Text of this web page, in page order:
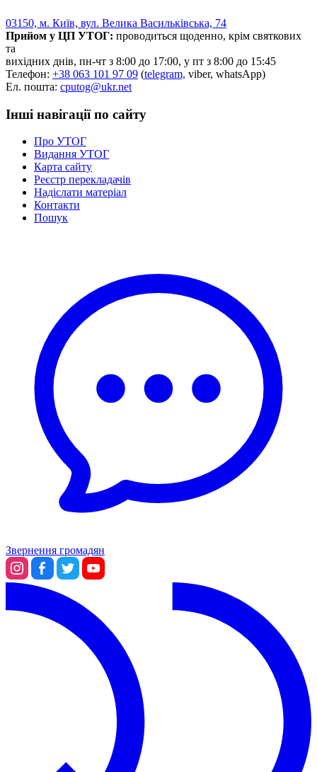
03150, м. Київ, вул. Велика Васильківська, 74
Прийом у ЦП УТОГ: проводиться щоденно, крім святкових
та
вихідних днів, пн-чт з 8:00 до 17:00, у пт з 8:00 до 15:45
Телефон: +38 063 101 97 09 (telegram, viber, whatsApp)
Ел. пошта: cputog@ukr.net
Інші навігації по сайту
Про УТОГ
Видання УТОГ
Карта сайту
Реєстр перекладачів
Надіслати матеріал
Контакти
Пошук
Звернення громадян